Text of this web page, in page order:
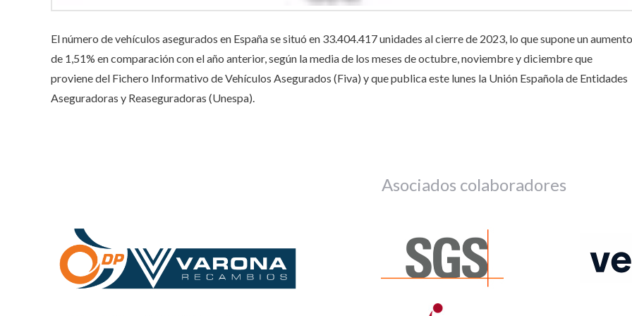
El número de vehículos asegurados en España se situó en 33.404.417 unidades al cierre de 2023, lo que supone un aumento
de 1,51% en comparación con el año anterior, según la media de los meses de octubre, noviembre y diciembre que
proviene del Fichero Informativo de Vehículos Asegurados (Fiva) y que publica este lunes la Unión Española de Entidades
Aseguradoras y Reaseguradoras (Unespa).
Asociados colaboradores